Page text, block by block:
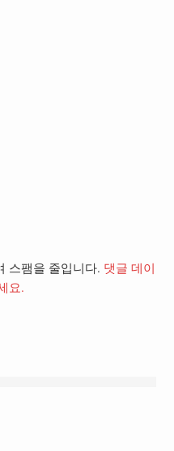
스팸을 줄입니다. 댓글 데이
요.